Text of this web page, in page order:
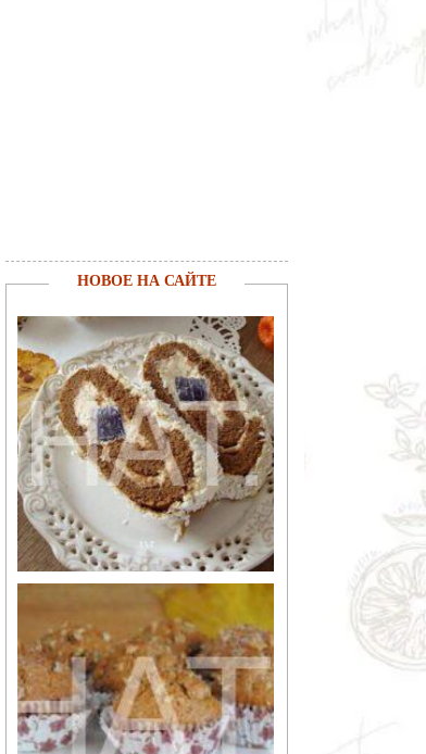
НОВОЕ НА САЙТЕ